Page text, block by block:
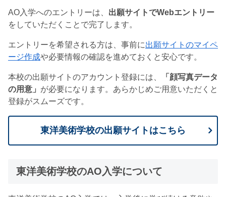
AO入学へのエントリーは、 出願サイトでWebエントリー
をしていただくことで完了します。
エントリーを希望される方は、事前に出願サイトのマイペ
ージ作成や必要情報の確認を進めておくと安心です。
本校の出願サイトのアカウント登録には、
「顔写真データ
の用意」 が必要になります。あらかじめご用意いただくと
登録がスムーズです。
東洋美術学校の出願サイトはこちら
東洋美術学校のAO入学について